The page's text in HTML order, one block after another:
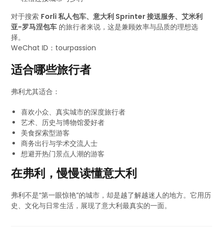
对于搜索 Forlì 私人包车、意大利 Sprinter 接送服务、艾米利
亚-罗马涅包车 的旅行者来说，这是兼顾效率与品质的理想选
择。
WeChat ID：tourpassion
适合哪些旅行者
弗利尤其适合：
喜欢小众、真实城市的深度旅行者
艺术、历史与博物馆爱好者
美食探索型游客
商务出行与学术交流人士
想避开热门景点人潮的游客
在弗利，慢慢读懂意大利
弗利不是“第一眼惊艳”的城市，却是越了解越迷人的地方。它用历
史、文化与日常生活，展现了意大利最真实的一面。